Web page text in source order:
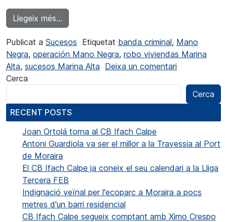
Llegeix més…
Publicat a Sucesos Etiquetat banda criminal, Mano
Negra, operación Mano Negra, robo viviendas Marina
Alta, sucesos Marina Alta Deixa un comentari
Cerca
Cerca
RECENT POSTS
Joan Ortolá torna al CB Ifach Calpe
Antoni Guardiola va ser el millor a la Travessia al Port
de Moraira
El CB Ifach Calpe ja coneix el seu calendari a la Lliga
Tercera FEB
Indignació veïnal per l'ecoparc a Moraira a pocs
metres d'un barri residencial
CB Ifach Calpe segueix comptant amb Ximo Crespo